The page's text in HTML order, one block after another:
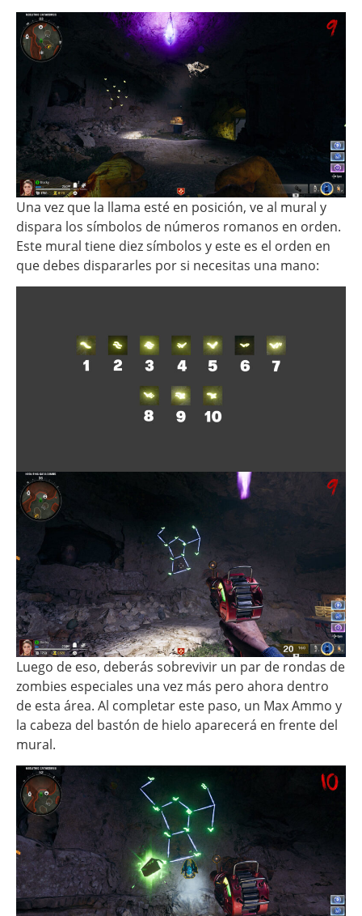
Una vez que la llama esté en posición, ve al mural y
dispara los símbolos de números romanos en orden.
Este mural tiene diez símbolos y este es el orden en
que debes dispararles por si necesitas una mano:
Luego de eso, deberás sobrevivir un par de rondas de
zombies especiales una vez más pero ahora dentro
de esta área. Al completar este paso, un Max Ammo y
la cabeza del bastón de hielo aparecerá en frente del
mural.